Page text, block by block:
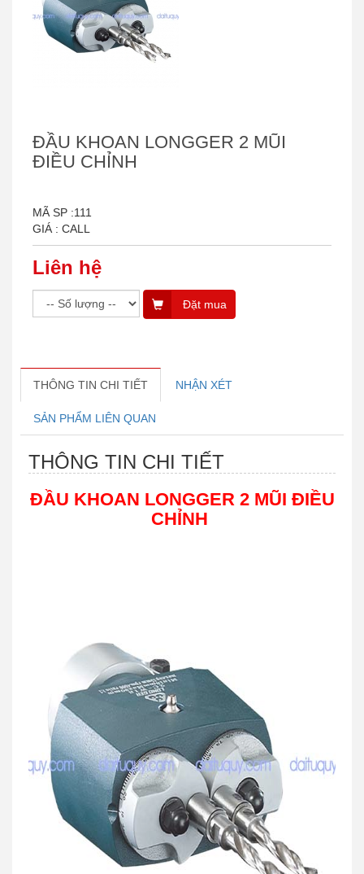
ĐẦU KHOAN LONGGER 2 MŨI
ĐIỀU CHỈNH
MÃ SP :111
GIÁ : CALL
Liên hệ
Đặt mua
THÔNG TIN CHI TIẾT NHẬN XÉT
SẢN PHẨM LIÊN QUAN
THÔNG TIN CHI TIẾT
ĐẦU KHOAN LONGGER 2 MŨI ĐIỀU
CHỈNH